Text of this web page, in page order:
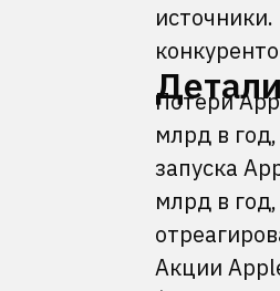
Детали
Потери
млрд в год,
запуска
млрд в
Акции